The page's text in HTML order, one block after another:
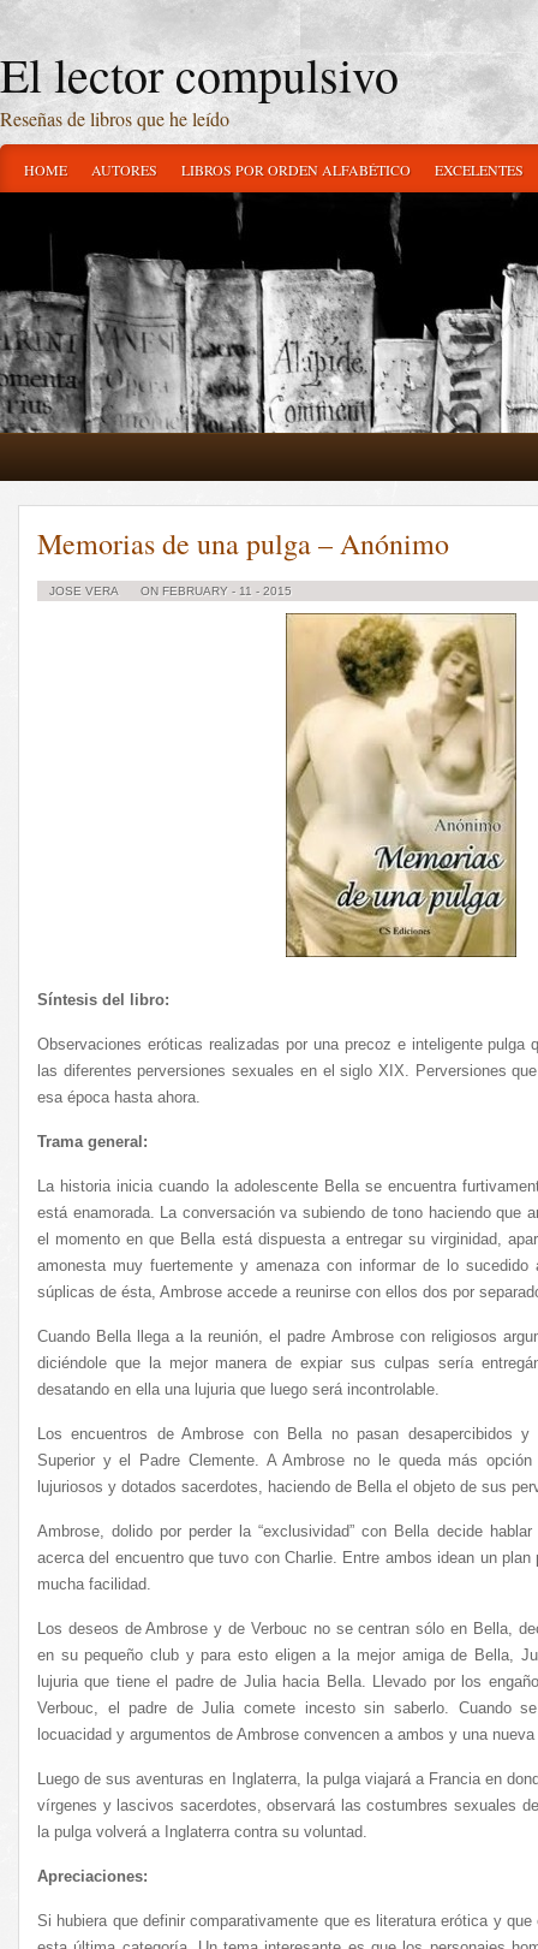
El lector compulsivo
Reseñas de libros que he leído
HOME AUTORES LIBROS POR ORDEN ALFABÉTICO EXCELENTES
Memorias de una pulga – Anónimo
JOSE VERA ON FEBRUARY - 11 - 2015
Síntesis del libro:
Observaciones eróticas realizadas por una precoz e inteligente pulga
las diferentes perversiones sexuales en el siglo XIX. Perversiones
esa época hasta ahora.
Trama general:
La historia inicia cuando la adolescente Bella se encuentra
está enamorada. La conversación va subiendo de tono haciendo que
el momento en que Bella está dispuesta a entregar su virginidad,
amonesta muy fuertemente y amenaza con informar de lo
súplicas de ésta, Ambrose accede a reunirse con ellos dos por
Cuando Bella llega a la reunión, el padre Ambrose con religiosos
diciéndole que la mejor manera de expiar sus culpas sería
desatando en ella una lujuria que luego será incontrolable.
Los encuentros de Ambrose con Bella no pasan desapercibidos
Superior y el Padre Clemente. A Ambrose no le queda más
lujuriosos y dotados sacerdotes, haciendo de Bella el objeto de sus
Ambrose, dolido por perder la “exclusividad” con Bella decide
acerca del encuentro que tuvo con Charlie. Entre ambos idean un
mucha facilidad.
Los deseos de Ambrose y de Verbouc no se centran sólo en Bella,
en su pequeño club y para esto eligen a la mejor amiga de Bella,
lujuria que tiene el padre de Julia hacia Bella. Llevado por los
Verbouc, el padre de Julia comete incesto sin saberlo. Cuando
locuacidad y argumentos de Ambrose convencen a ambos y una
Luego de sus aventuras en Inglaterra, la pulga viajará a Francia en
vírgenes y lascivos sacerdotes, observará las costumbres sexuales
la pulga volverá a Inglaterra contra su voluntad.
Apreciaciones:
Si hubiera que definir comparativamente que es literatura erótica y